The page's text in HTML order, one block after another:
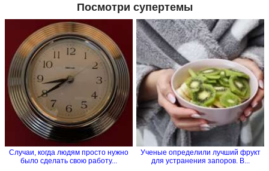
Посмотри супертемы
Случаи, когда людям просто нужно
было сделать свою работу...
Ученые определили лучший фрукт
для устранения запоров. В...